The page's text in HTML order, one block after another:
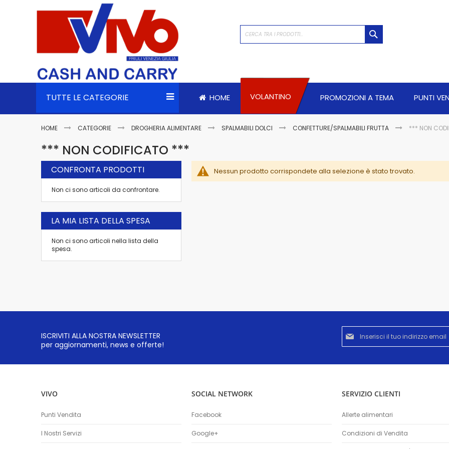
TUTTE LE CATEGORIE HOME VOLANTINO PROMOZIONI A TEMA PUNTI
HOME CATEGORIE DROGHERIA ALIMENTARE SPALMABILI DOLCI CONFETTURE/SPALMABILI FRUTTA *** NON
*** NON CODIFICATO ***
Nessun prodotto corrispondete alla selezione è stato trovato.
CONFRONTA PRODOTTI
Non ci sono articoli da confrontare.
LA MIA LISTA DELLA SPESA
Non ci sono articoli nella lista della
spesa.
ISCRIVITI ALLA NOSTRA NEWSLETTER
per aggiornamenti, news e offerte!
Iscriviti
alla
nostra
VIVO
Punti Vendita
I Nostri Servizi
SOCIAL NETWORK
Facebook
Google+
SERVIZIO CLIENTI
Allerte alimentari
Condizioni di Vendita